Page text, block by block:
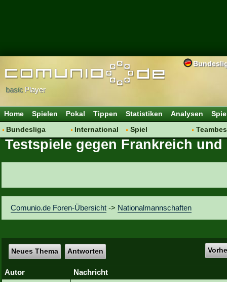
basicPlayer
Home Spielen Pokal Tippen Statistiken Analysen
Bundesliga
Hot News
Vereinsfragen
International
Vereine
Spiel
Regeln & Tipps
Testspiele gegen Frankreich
Comunio.de Foren-Übersicht -> Nationalmannschaften
Neues Thema Antworten
Autor
Nachricht